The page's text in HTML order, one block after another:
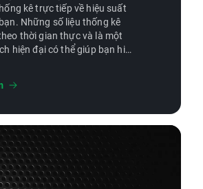
kê trực tiếp về hiệu suất
Những số liệu thống kê
thời gian thực và là một
hiện đại có thể giúp bạn hiểu